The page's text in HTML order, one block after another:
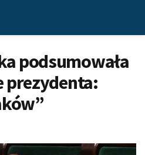
podsumowała
prezydenta: